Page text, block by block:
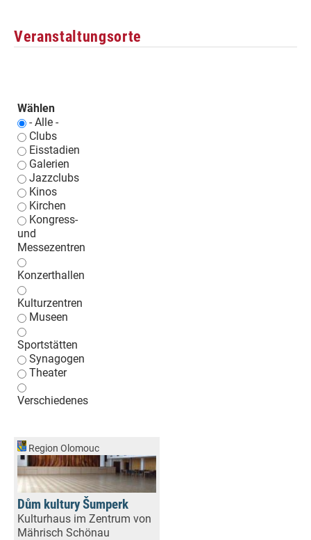
Veranstaltungsorte
Wählen
- Alle -
Clubs
Eisstadien
Galerien
Jazzclubs
Kinos
Kirchen
Kongress-
und
Messezentren
Konzerthallen
Kulturzentren
Museen
Sportstätten
Synagogen
Theater
Verschiedenes
Region Olomouc
Dům kultury Šumperk
Kulturhaus im Zentrum von
Mährisch Schönau